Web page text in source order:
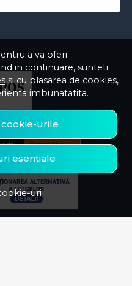
a va oferi
in continuare, sunteti
si cu plasarea de cookies,
imbunatatita.
urile
esentiale
uri